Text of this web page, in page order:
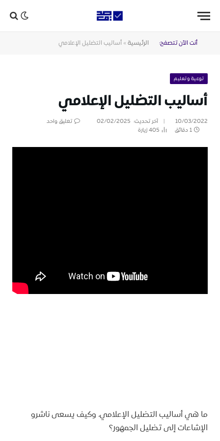
أنت الآن تتصفح: الرئيسية » أساليب التضليل الإعلامي
توعية وتعليم
أساليب التضليل الإعلامي
10/03/2022 آخر تحديث: 02/02/2025
تعليق واحد
1 دقائق
405زيارة
ما هي أساليب التضليل الإعلامي، وكيف يسعى ناشرو
الإشاعات إلى تضليل الجمهور؟